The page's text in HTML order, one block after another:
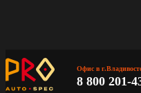
Офис в
8 800 201-